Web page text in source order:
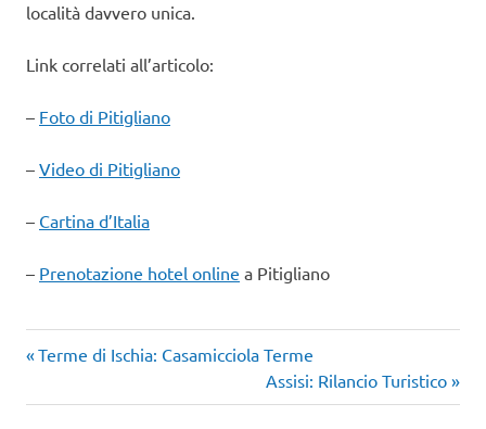
località davvero unica.
Link correlati all’articolo:
– Foto di Pitigliano
– Video di Pitigliano
– Cartina d’Italia
– Prenotazione hotel online a Pitigliano
Navigazione
articoli
Articolo
Terme di Ischia: Casamicciola Terme
Articolo
successivo:
Assisi: Rilancio Turistico